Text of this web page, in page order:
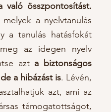
összpontosítást.
a nyelvtanulás
a tanulás hatásfokát
az idegen nyelv
azt a biztonságos
a hibázást is. Lévén,
azt, ami az
támogatottságot,